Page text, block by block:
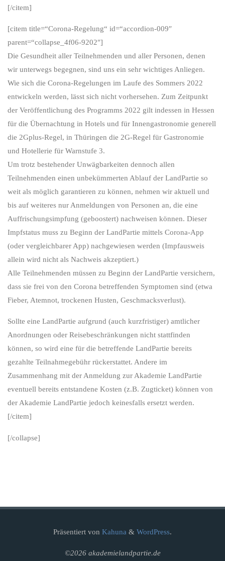
[/citem]
[citem title=“Corona-Regelung“ id=“accordion-009″
parent=“collapse_4f06-9202″]
Die Gesundheit aller Teilnehmenden und aller Personen, denen
wir unterwegs begegnen, sind uns ein sehr wichtiges Anliegen.
Wie sich die Corona-Regelungen im Laufe des Sommers 2022
entwickeln werden, lässt sich nicht vorhersehen. Zum Zeitpunkt
der Veröffentlichung des Programms 2022 gilt indessen in Hessen
für die Übernachtung in Hotels und für Innengastronomie generell
die 2Gplus-Regel, in Thüringen die 2G-Regel für Gastronomie
und Hotellerie für Warnstufe 3.
Um trotz bestehender Unwägbarkeiten dennoch allen
Teilnehmenden einen unbekümmerten Ablauf der LandPartie so
weit als möglich garantieren zu können, nehmen wir aktuell und
bis auf weiteres nur Anmeldungen von Personen an, die eine
Auffrischungsimpfung (geboostert) nachweisen können. Dieser
Impfstatus muss zu Beginn der LandPartie mittels Corona-App
(oder vergleichbarer App) nachgewiesen werden (Impfausweis
allein wird nicht als Nachweis akzeptiert.)
Alle Teilnehmenden müssen zu Beginn der LandPartie versichern,
dass sie frei von den Corona betreffenden Symptomen sind (etwa
Fieber, Atemnot, trockenen Husten, Geschmacksverlust).
Sollte eine LandPartie aufgrund (auch kurzfristiger) amtlicher
Anordnungen oder Reisebeschränkungen nicht stattfinden
können, so wird eine für die betreffende LandPartie bereits
gezahlte Teilnahmegebühr rückerstattet. Andere im
Zusammenhang mit der Anmeldung zur Akademie LandPartie
eventuell bereits entstandene Kosten (z.B. Zugticket) können von
der Akademie LandPartie jedoch keinesfalls ersetzt werden.
[/citem]
[/collapse]
Präsentiert von Kahuna & WordPress.
©2026 akademielandpartie.de